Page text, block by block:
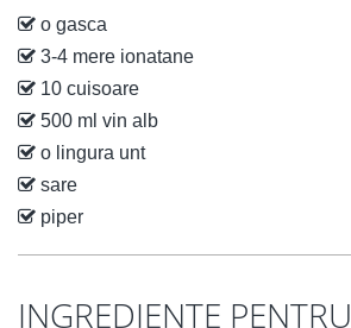
o gasca
3-4 mere ionatane
10 cuisoare
500 ml vin alb
o lingura unt
sare
piper
INGREDIENTE PENTRU